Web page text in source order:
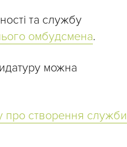
та службу
омбудсмена.
можна
про створення служби